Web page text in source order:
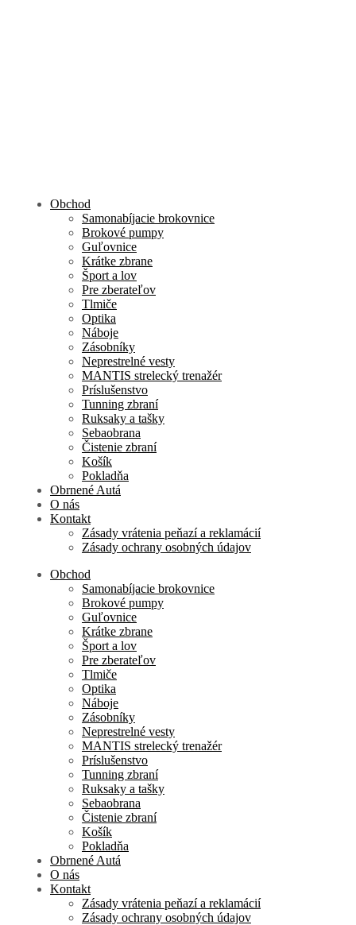
Obchod
Samonabíjacie brokovnice
Brokové pumpy
Guľovnice
Krátke zbrane
Šport a lov
Pre zberateľov
Tlmiče
Optika
Náboje
Zásobníky
Neprestrelné vesty
MANTIS strelecký trenažér
Príslušenstvo
Tunning zbraní
Ruksaky a tašky
Sebaobrana
Čistenie zbraní
Košík
Pokladňa
Obrnené Autá
O nás
Kontakt
Zásady vrátenia peňazí a reklamácií
Zásady ochrany osobných údajov
Obchod
Samonabíjacie brokovnice
Brokové pumpy
Guľovnice
Krátke zbrane
Šport a lov
Pre zberateľov
Tlmiče
Optika
Náboje
Zásobníky
Neprestrelné vesty
MANTIS strelecký trenažér
Príslušenstvo
Tunning zbraní
Ruksaky a tašky
Sebaobrana
Čistenie zbraní
Košík
Pokladňa
Obrnené Autá
O nás
Kontakt
Zásady vrátenia peňazí a reklamácií
Zásady ochrany osobných údajov